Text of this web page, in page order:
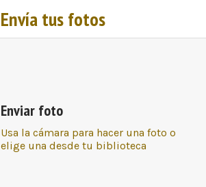
Envía tus fotos
Enviar foto
Usa la cámara para hacer una foto o
elige una desde tu biblioteca